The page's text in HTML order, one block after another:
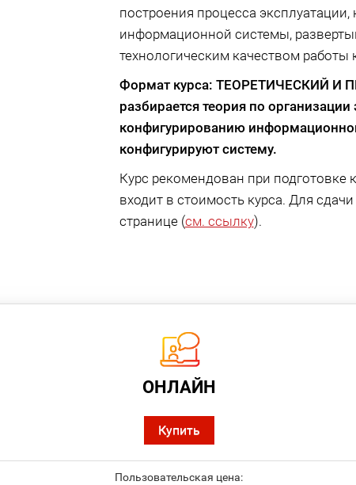
построения процесса
информационной системы,
технологическим качеством работы
Формат курса: ТЕОРЕТИЧЕСКИЙ И
разбирается теория по
конфигурированию
конфигурируют систему.
Курс рекомендован при подготовке
входит в стоимость курса. Для
странице (см. ссылку).
ОНЛАЙН
Купить
Пользовательская цена: